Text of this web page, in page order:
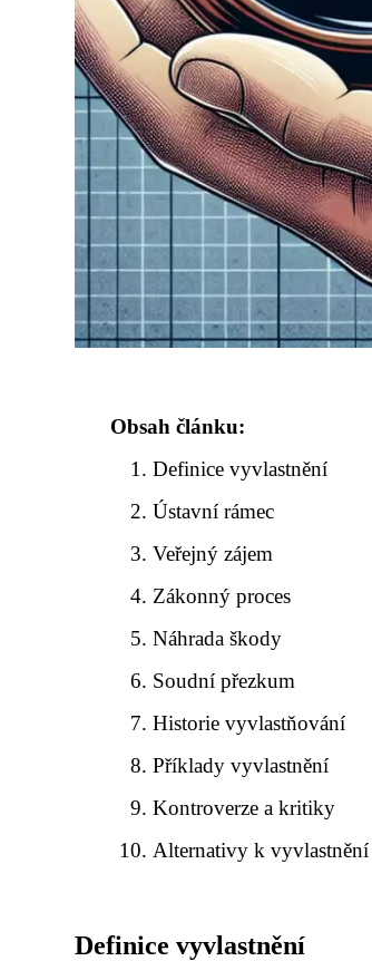
Obsah článku:
Definice vyvlastnění
Ústavní rámec
Veřejný zájem
Zákonný proces
Náhrada škody
Soudní přezkum
Historie vyvlastňování
Příklady vyvlastnění
Kontroverze a kritiky
Alternativy k vyvlastnění
Definice vyvlastnění